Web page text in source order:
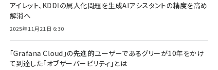
アイレット、KDDIの属人化問題を生成AIアシスタントの精度を高め
解消へ
2025年11月21日 6:30
「Grafana Cloud」の先進的ユーザーであるグリーが10年をかけ
て到達した「オブザーバービリティ」とは